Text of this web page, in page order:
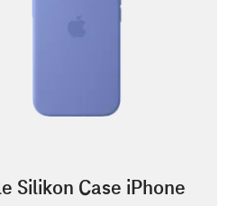
Silikon Case iPhone